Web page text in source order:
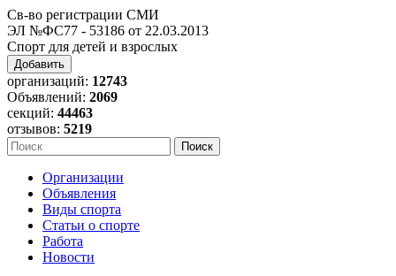
Св-во регистрации СМИ
ЭЛ №ФС77 - 53186 от 22.03.2013
Спорт для детей и взрослых
Добавить
организаций: 12743
Объявлений: 2069
секций: 44463
отзывов: 5219
Организации
Объявления
Виды спорта
Статьи о спорте
Работа
Новости